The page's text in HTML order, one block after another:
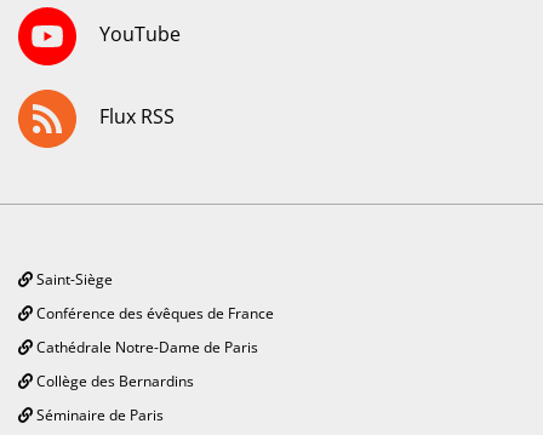
YouTube
Flux RSS
Saint-Siège
Conférence des évêques de France
Cathédrale Notre-Dame de Paris
Collège des Bernardins
Séminaire de Paris